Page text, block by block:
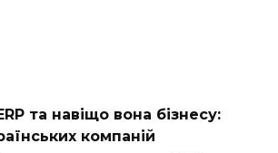
та навіщо вона бізнесу:
компаній